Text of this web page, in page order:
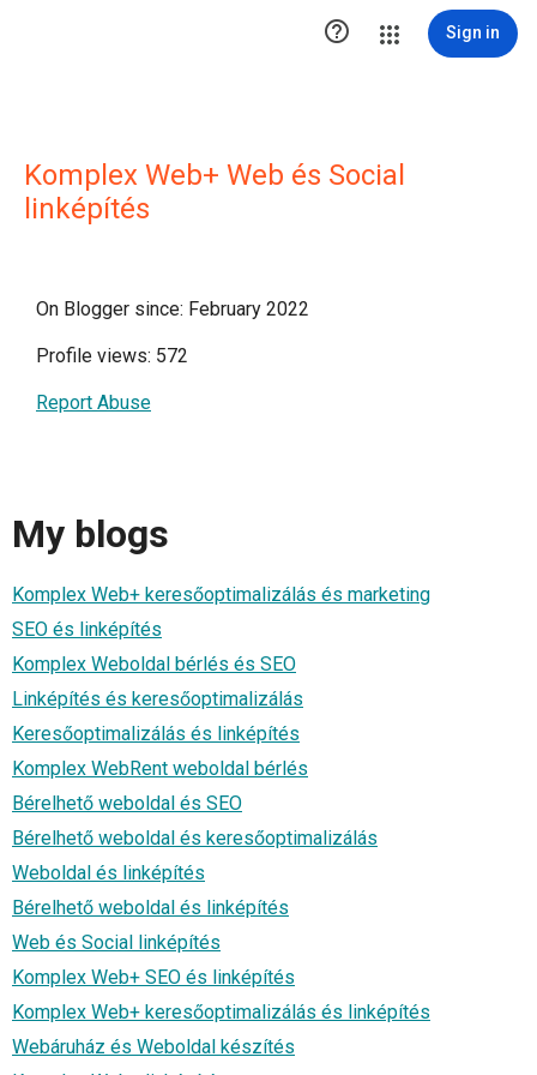
 Sign in
Komplex Web+ Web és Social
linképítés
On Blogger since: February 2022
Profile views: 572
Report Abuse
My blogs
Komplex Web+ keresőoptimalizálás és marketing
SEO és linképítés
Komplex Weboldal bérlés és SEO
Linképítés és keresőoptimalizálás
Keresőoptimalizálás és linképítés
Komplex WebRent weboldal bérlés
Bérelhető weboldal és SEO
Bérelhető weboldal és keresőoptimalizálás
Weboldal és linképítés
Bérelhető weboldal és linképítés
Web és Social linképítés
Komplex Web+ SEO és linképítés
Komplex Web+ keresőoptimalizálás és linképítés
Webáruház és Weboldal készítés